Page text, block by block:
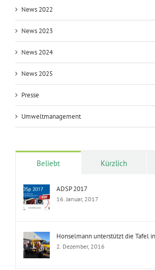
News 2022
News 2023
News 2024
News 2025
Presse
Umweltmanagement
Beliebt Kürzlich
ADSP 2017
16. Januar, 2017
Honselmann unterstützt die Tafel
2. Dezember, 2016